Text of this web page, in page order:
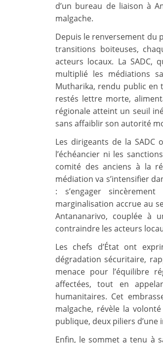
d’un bureau de liaison à
malgache.
Depuis le renversement du
transitions boiteuses,
acteurs locaux. La SADC,
multiplié les médiations
Mutharika, rendu public en
restés lettre morte,
régionale atteint un seuil
sans affaiblir son autorité
Les dirigeants de la SADC
l’échéancier ni les
comité des anciens à la
médiation va s’intensifier
: s’engager
marginalisation accrue au
Antananarivo, couplée à
contraindre les acteurs
Les chefs d’État ont
dégradation sécuritaire,
menace pour l’équilibre
affectées, tout en
humanitaires. Cet
malgache, révèle la
publique, deux piliers
Enfin, le sommet a tenu à